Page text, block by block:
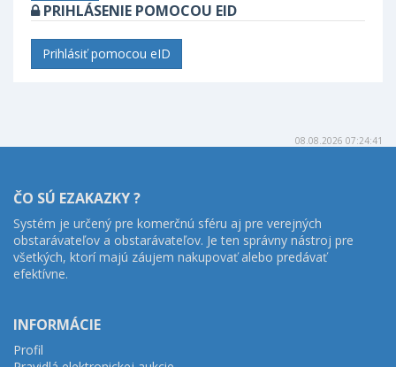
PRIHLÁSENIE POMOCOU EID
Prihlásiť pomocou eID
08.08.2026 07:24:41
ČO SÚ EZAKAZKY ?
Systém je určený pre komerčnú sféru aj pre verejných
obstarávateľov a obstarávateľov. Je ten správny nástroj pre
všetkých, ktorí majú záujem nakupovať alebo predávať
efektívne.
INFORMÁCIE
Profil